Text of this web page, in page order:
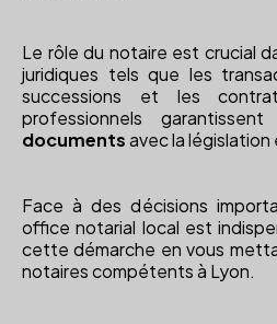
Le rôle du notaire est crucial
juridiques tels que les
successions et les
professionnels
documentsavec la législation
Face à des décisions
office notarial local est
cette démarche en vous
notaires compétents à Lyon.